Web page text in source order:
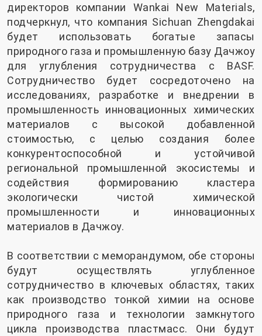
директоров компании Wankai New Materials,
подчеркнул, что компания Sichuan Zhengdakai
будет использовать богатые запасы
природного газа и промышленную базу Дачжоу
для углубления сотрудничества с BASF.
Сотрудничество будет сосредоточено на
исследованиях, разработке и внедрении в
промышленность инновационных химических
материалов с высокой добавленной
стоимостью, с целью создания более
конкурентоспособной и устойчивой
региональной промышленной экосистемы и
содействия формированию кластера
экологически чистой химической
промышленности и инновационных
материалов в Дачжоу.
В соответствии с меморандумом, обе стороны
будут осуществлять углубленное
сотрудничество в ключевых областях, таких
как производство тонкой химии на основе
природного газа и технологии замкнутого
цикла производства пластмасс. Они будут